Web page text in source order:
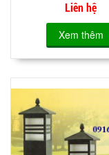
Liên hệ
Xem thêm